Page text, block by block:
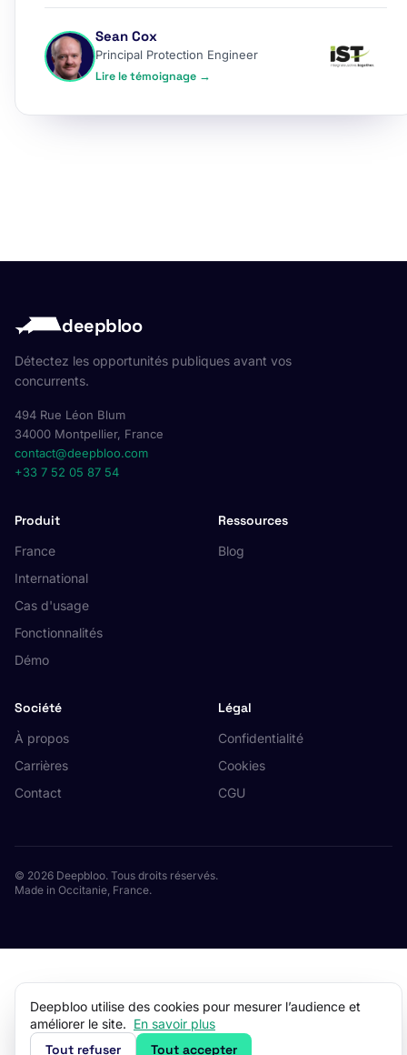
Sean Cox
Principal Protection Engineer
Lire le témoignage →
deepbloo
Détectez les opportunités publiques avant vos
concurrents.
494 Rue Léon Blum
34000 Montpellier, France
contact@deepbloo.com
+33 7 52 05 87 54
Produit
France
International
Cas d'usage
Fonctionnalités
Démo
Ressources
Blog
Société
À propos
Carrières
Contact
Légal
Confidentialité
Cookies
CGU
© 2026 Deepbloo. Tous droits réservés.
Made in Occitanie, France.
Deepbloo utilise des cookies pour mesurer l’audience et
améliorer le site. En savoir plus
Tout refuser Tout accepter